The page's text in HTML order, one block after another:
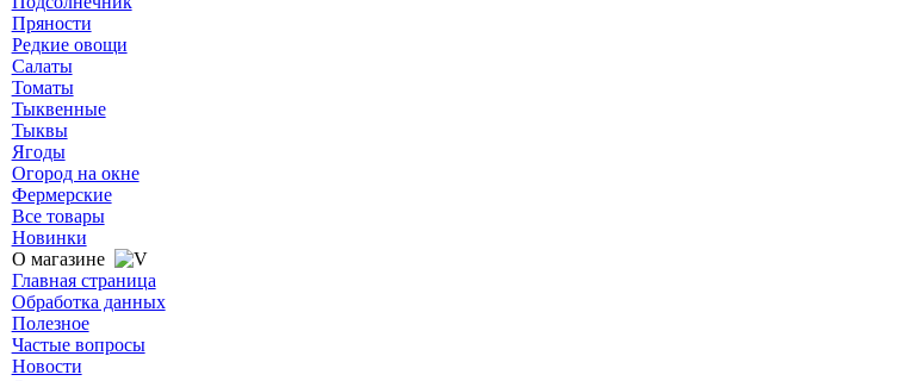
Пряности
Редкие овощи
Салаты
Томаты
Тыквенные
Тыквы
Ягоды
Огород на окне
Фермерские
Все товары
Новинки
О магазине
Главная страница
Обработка данных
Полезное
Частые вопросы
Новости